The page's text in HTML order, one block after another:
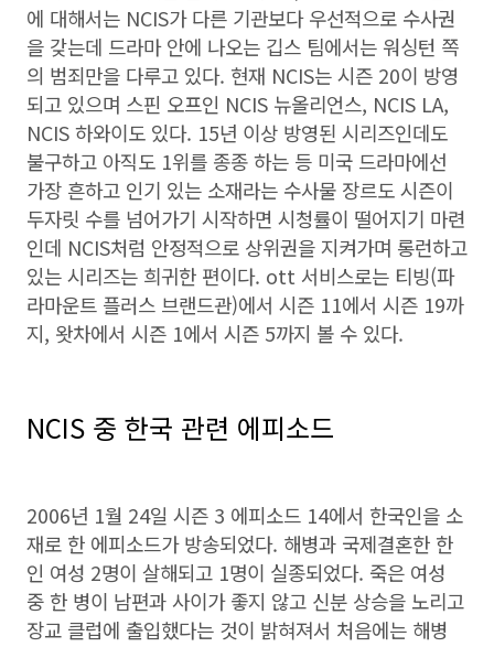
에 대해서는 NCIS가 다른 기관보다 우선적으로 수사권
을 갖는데 드라마 안에 나오는 깁스 팀에서는 워싱턴 쪽
의 범죄만을 다루고 있다. 현재 NCIS는 시즌 20이 방영
되고 있으며 스핀 오프인 NCIS 뉴올리언스, NCIS LA,
NCIS 하와이도 있다. 15년 이상 방영된 시리즈인데도
불구하고 아직도 1위를 종종 하는 등 미국 드라마에선
가장 흔하고 인기 있는 소재라는 수사물 장르도 시즌이
두자릿 수를 넘어가기 시작하면 시청률이 떨어지기 마련
인데 NCIS처럼 안정적으로 상위권을 지켜가며 롱런하고
있는 시리즈는 희귀한 편이다. ott 서비스로는 티빙(파
라마운트 플러스 브랜드관)에서 시즌 11에서 시즌 19까
지, 왓차에서 시즌 1에서 시즌 5까지 볼 수 있다.
NCIS 중 한국 관련 에피소드
2006년 1월 24일 시즌 3 에피소드 14에서 한국인을 소
재로 한 에피소드가 방송되었다. 해병과 국제결혼한 한
인 여성 2명이 살해되고 1명이 실종되었다. 죽은 여성
중 한 병이 남편과 사이가 좋지 않고 신분 상승을 노리고
장교 클럽에 출입했다는 것이 밝혀져서 처음에는 해병